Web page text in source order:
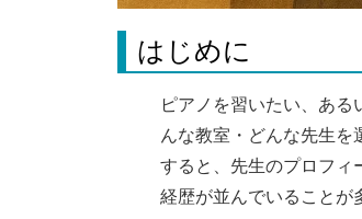
はじめに
ピアノを習いたい、あ
んな教室・どんな先生
すると、先生のプロフィ
経歴が並んでいることが